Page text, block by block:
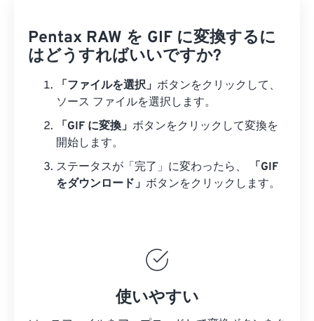
Pentax RAW を GIF に変換するに
はどうすればいいですか?
「ファイルを選択」 ボタンをクリックして、
ソース ファイルを選択します。
「GIF に変換」 ボタンをクリックして変換を
開始します。
ステータスが「完了」に変わったら、
「GIF
をダウンロード」 ボタンをクリックします。
使いやすい